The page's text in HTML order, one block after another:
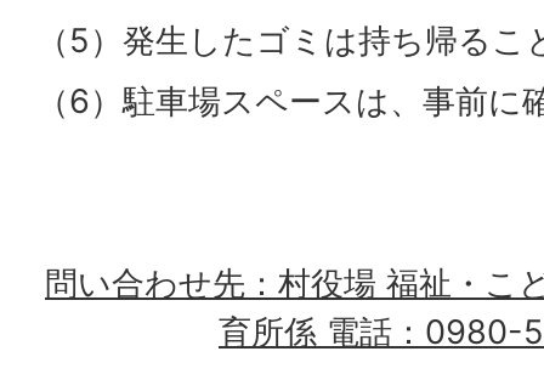
（5）発生したゴミは持ち帰るこ
（6）駐車場スペースは、事前に
問い合わせ先：村役場 福祉・こ
育所係 電話：0980-